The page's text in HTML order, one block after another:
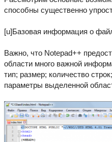
способны существенно
[u]Базовая информация о
Важно, что Notepad++
области много важной
тип; размер; количество
параметры выделенной